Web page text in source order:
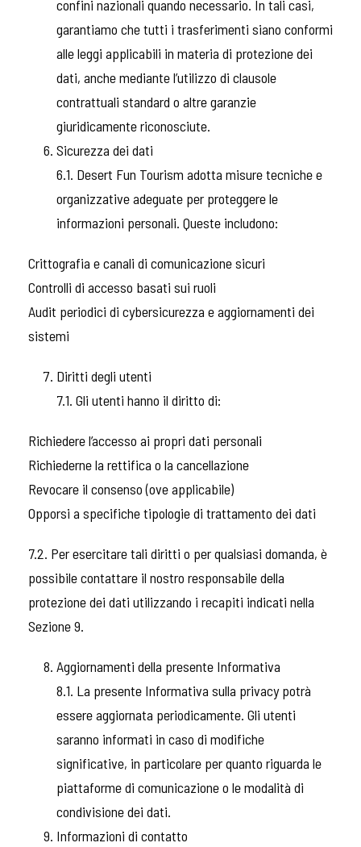
confini nazionali quando necessario. In tali casi,
garantiamo che tutti i trasferimenti siano conformi
alle leggi applicabili in materia di protezione dei
dati, anche mediante l’utilizzo di clausole
contrattuali standard o altre garanzie
giuridicamente riconosciute.
Sicurezza dei dati
6.1. Desert Fun Tourism adotta misure tecniche e
organizzative adeguate per proteggere le
informazioni personali. Queste includono:
Crittografia e canali di comunicazione sicuri
Controlli di accesso basati sui ruoli
Audit periodici di cybersicurezza e aggiornamenti dei
sistemi
Diritti degli utenti
7.1. Gli utenti hanno il diritto di:
Richiedere l’accesso ai propri dati personali
Richiederne la rettifica o la cancellazione
Revocare il consenso (ove applicabile)
Opporsi a specifiche tipologie di trattamento dei dati
7.2. Per esercitare tali diritti o per qualsiasi domanda, è
possibile contattare il nostro responsabile della
protezione dei dati utilizzando i recapiti indicati nella
Sezione 9.
Aggiornamenti della presente Informativa
8.1. La presente Informativa sulla privacy potrà
essere aggiornata periodicamente. Gli utenti
saranno informati in caso di modifiche
significative, in particolare per quanto riguarda le
piattaforme di comunicazione o le modalità di
condivisione dei dati.
Informazioni di contatto